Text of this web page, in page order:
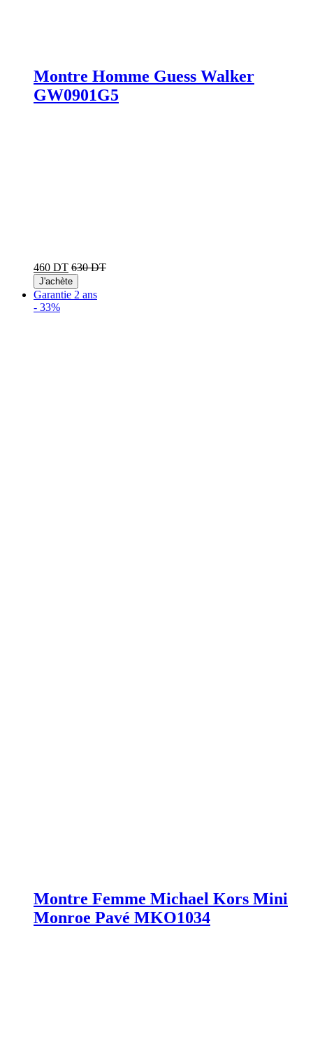
Montre Homme Guess Walker
GW0901G5
460 DT 630 DT
J'achète
Garantie 2 ans
- 33%
Montre Femme Michael Kors Mini
Monroe Pavé MKO1034